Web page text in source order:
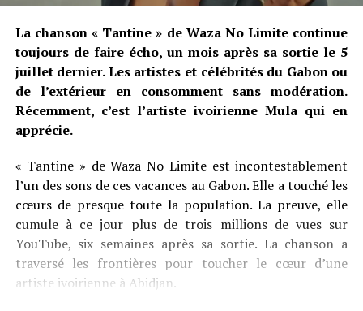
La chanson « Tantine » de Waza No Limite continue
toujours de faire écho, un mois après sa sortie le 5
juillet dernier. Les artistes et célébrités du Gabon ou
de l’extérieur en consomment sans modération.
Récemment, c’est l’artiste ivoirienne Mula qui en
apprécie.
« Tantine » de Waza No Limite est incontestablement
l’un des sons de ces vacances au Gabon. Elle a touché les
cœurs de presque toute la population. La preuve, elle
cumule à ce jour plus de trois millions de vues sur
YouTube, six semaines après sa sortie. La chanson a
traversé les frontières pour toucher le cœur d’une
artiste ivoirienne à Abidjan.